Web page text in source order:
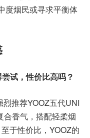
度烟民或寻求平衡体
试，性价比高吗？
推荐YOOZ五代UNI
合香气，搭配轻柔烟
于性价比，YOOZ的